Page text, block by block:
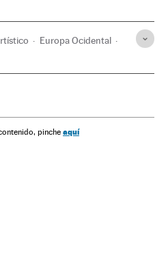
Europa Ocidental
pinche aquí